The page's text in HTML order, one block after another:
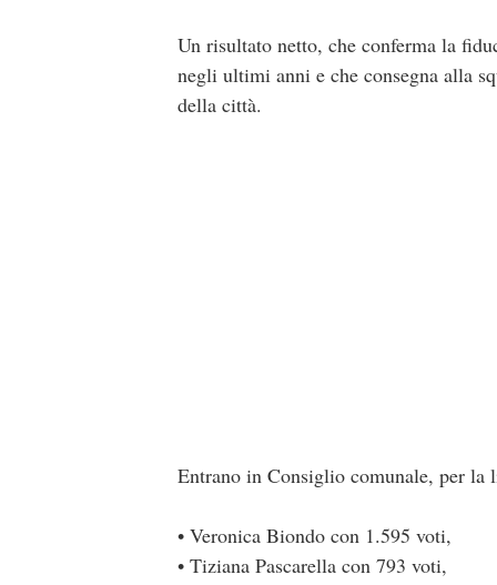
Un risultato netto, che conferma la
negli ultimi anni e che consegna alla
della città.
Entrano in Consiglio comunale, per la
• Veronica Biondo con 1.595 voti,
• Tiziana Pascarella con 793 voti,